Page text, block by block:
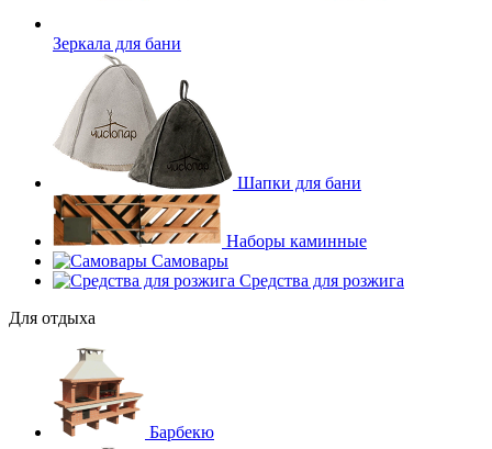
Зеркала для бани
Шапки для бани
Наборы каминные
Самовары
Средства для розжига
Для отдыха
Барбекю